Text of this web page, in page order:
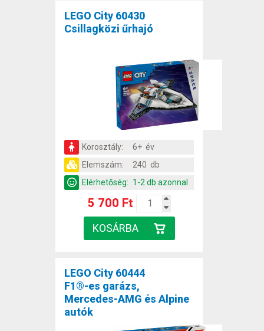
LEGO City 60430
Csillagközi űrhajó
Korosztály:
6+ év
Elemszám:
240 db
Elérhetőség: 1-2 db azonnal
5 700 Ft
LEGO City 60444
F1®-es garázs,
Mercedes-AMG és Alpine
autók